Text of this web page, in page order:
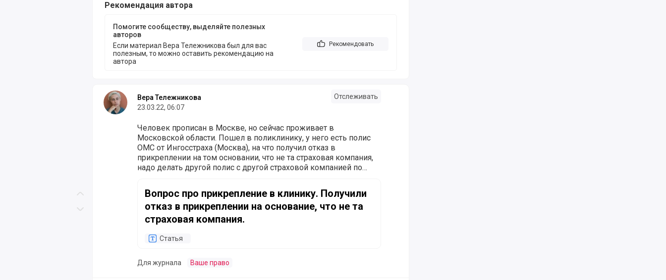
Скролл вниз
Рекомендация автора
Помогите сообществу, выделяйте полезных
авторов
Если материал Вера Тележникова был для вас
полезным, то можно оставить рекомендацию на
автора
Рекомендовать
Вера Тележникова
23.03.22, 06:07
Отслеживать
Человек прописан в Москве, но сейчас проживает в
Московской области. Пошел в поликлинику, у него есть полис
ОМС от Ингосстраха (Москва), на что получил отказ в
прикреплении на том основании, что не та страховая компания,
надо делать другой полис с другой страховой компанией по
компании Москвы не прикрепим, делайте полис страховой
компании по Московской области). Вопросы: Насколько это
правомерно? Каким образом можно прикрепиться, нужно ли
менять (получать другой) полис? Необходимы разъяснения, и
если есть прикрепить судебную практику (т.е. на что можно
сослаться если написать письмо в эту организацию, что они
Вопрос про прикрепление в клинику. Получили
отказ в прикреплении на основание, что не та
страховая компания.
Статья
Для журнала Ваше право